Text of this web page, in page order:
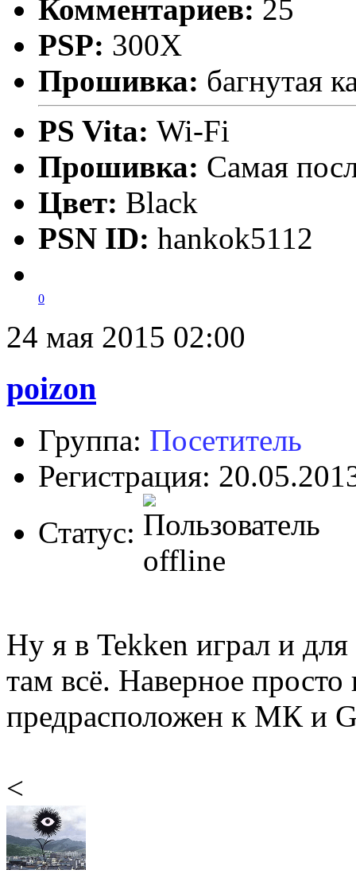
Комментариев: 25
PSP: 300X
Прошивка: багнутая
PS Vita: Wi-Fi
Прошивка: Самая
Цвет: Black
PSN ID: hankok5112
0
24 мая 2015 02:00
poizon
Группа: Посетитель
Регистрация:
Статус:
Ну я в Tekken играл и
там всё. Наверное
предрасположен к МК и
<